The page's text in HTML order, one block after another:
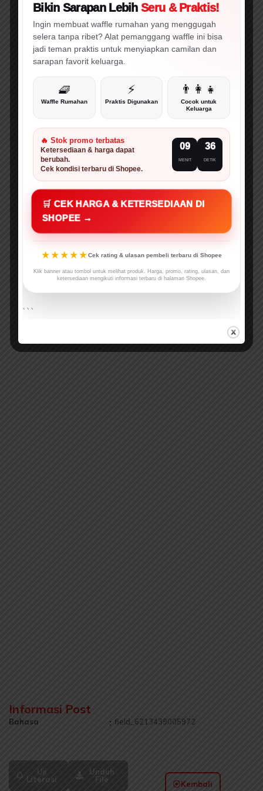
Informasi Post
Bahasa : field_6213439005972
Uji
Literasi
Unduh
File
Kembali
🔥 WAJIB CEK! ⚡ PROMO
Bikin Sarapan LebihSeru & Praktis!
Ingin membuat waffle rumahan yang menggugah
selera tanpa ribet? Alat pemanggang waffle ini bisa
jadi teman praktis untuk menyiapkan camilan dan
sarapan favorit keluarga.
🧇
Waffle Rumahan
⚡
Praktis Digunakan
👨‍👩‍👧
Cocok untuk
Keluarga
🔥 Stok promo terbatas
Ketersediaan & harga dapat
berubah.
Cek kondisi terbaru di Shopee.
09
MENIT
35
DETIK
🛒 CEK HARGA & KETERSEDIAAN DI
SHOPEE →
★★★★★Cek rating & ulasan pembeli terbaru di Shopee
Klik banner atau tombol untuk melihat produk. Harga, promo, rating, ulasan, dan
ketersediaan mengikuti informasi terbaru di halaman Shopee.
```